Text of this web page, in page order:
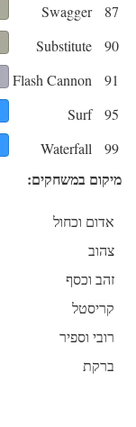
87
Swagger
90
Substitute
91
Flash Cannon
95
Surf
99
Waterfall
מיקום במשחקים:
אדום וכחול
צהוב
זהב וכסף
קריסטל
רובי וספיר
ברקת